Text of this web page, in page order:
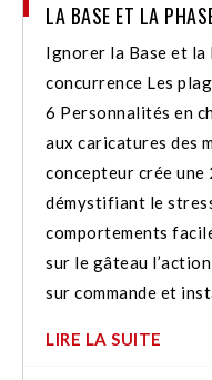
LA BASE ET LA
Ignorer la Base et la
concurrence Les
6 Personnalités en
aux caricatures des
concepteur crée une
démystifiant le
comportements
sur le gâteau
sur commande et
LIRE LA SUITE